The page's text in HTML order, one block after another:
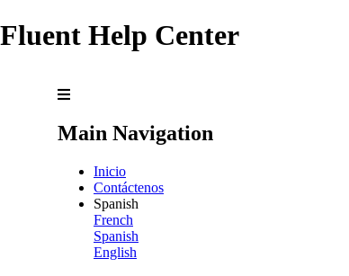
Fluent Help Center
Main Navigation
Inicio
Contáctenos
Spanish
French
Spanish
English